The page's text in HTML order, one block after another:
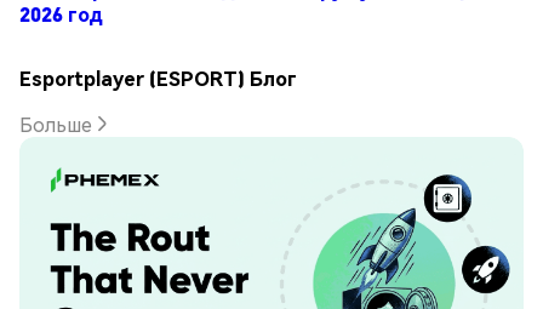
2026 год
Esportplayer (ESPORT) Блог
Больше